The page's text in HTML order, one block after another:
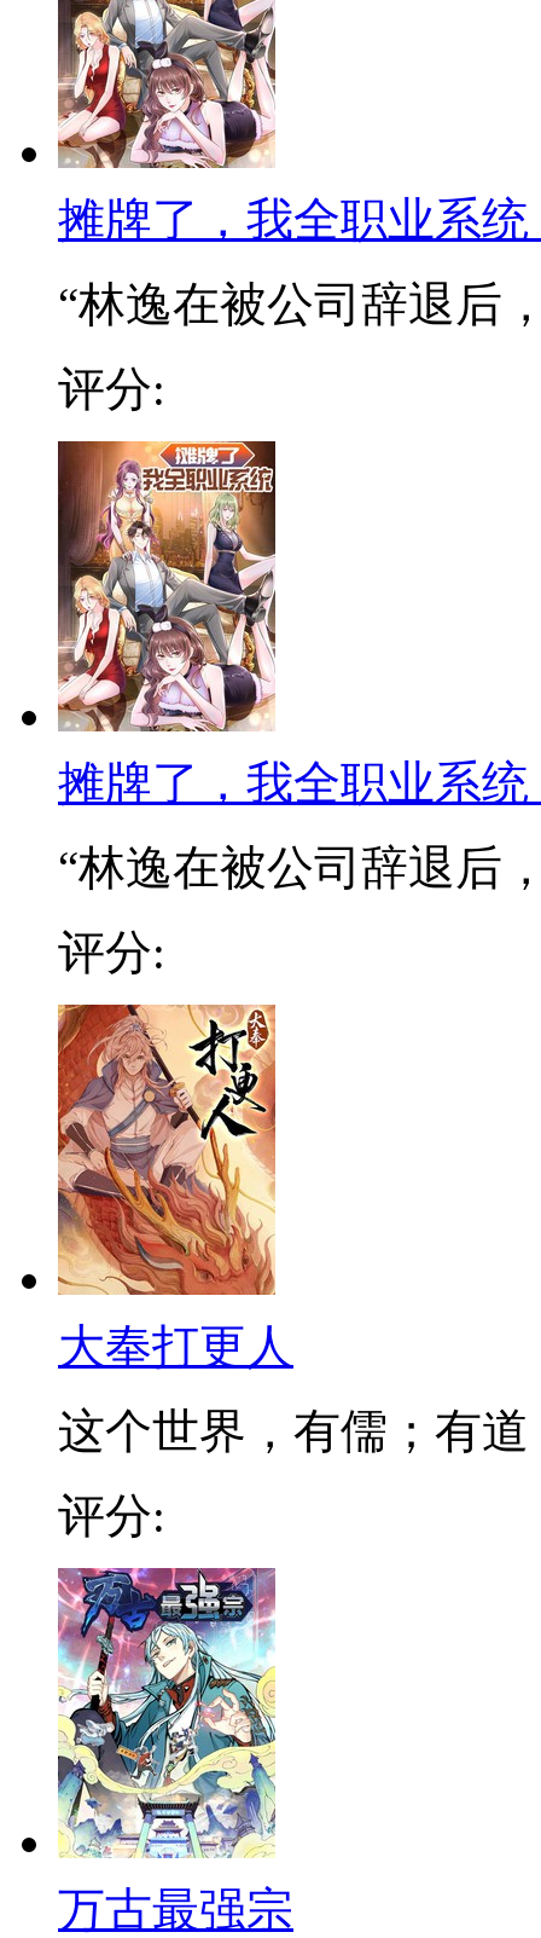
摊牌了，我全职业系统
“林逸在被公司辞退后
评分:
摊牌了，我全职业系统
“林逸在被公司辞退后
评分:
大奉打更人
这个世界，有儒；有道
评分:
万古最强宗